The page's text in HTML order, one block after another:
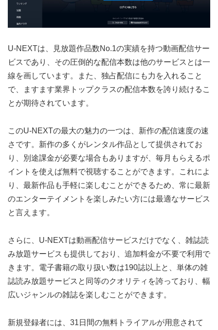
U-NEXTは、見放題作品数No.1の実績を持つ動画配信サー
ビスであり、その圧倒的な配信本数は他のサービスとは一
線を画しています。また、独占配信にも力を入れること
で、ますます業界トップクラスの配信本数を誇り続けるこ
とが期待されています。
このU-NEXTの最大の魅力の一つは、新作の配信速度の速
さです。新作の多くがレンタル作品として提供されてお
り、別途課金が必要な場合もありますが、毎月もらえるポ
イントを使えば無料で視聴することができます。これによ
り、最新作品も手軽に楽しむことができるため、常に最新
のエンターテイメントを楽しみたい方には最適なサービス
と言えます。
さらに、U-NEXTは動画配信サービスだけでなく、雑誌読
み放題サービスも提供しており、追加料金が不要で利用で
きます。電子書籍の取り扱い数は190誌以上と、単体の雑
誌読み放題サービスと同等のクオリティを誇っており、幅
広いジャンルの雑誌を楽しむことができます。
新規登録者には、31日間の無料トライアルが用意されて